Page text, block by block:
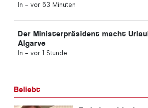
In - vor 53 Minuten
Der Ministerpräsident macht
Algarve
In - vor 1 Stunde
Beliebt